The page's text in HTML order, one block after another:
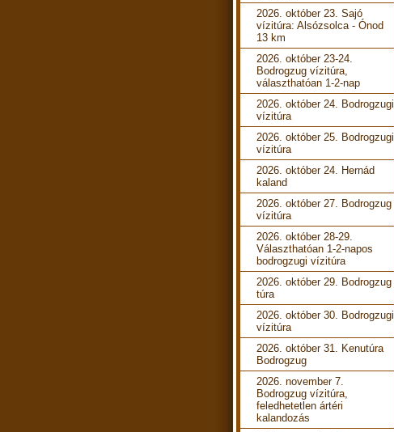
2026. október 23. Sajó
vízitúra: Alsózsolca - Ónod
13 km
2026. október 23-24.
Bodrogzug vízitúra,
választhatóan 1-2-nap
2026. október 24. Bodrogzugi
vízitúra
2026. október 25. Bodrogzugi
vízitúra
2026. október 24. Hernád
kaland
2026. október 27. Bodrogzug
vízitúra
2026. október 28-29.
Választhatóan 1-2-napos
bodrogzugi vízitúra
2026. október 29. Bodrogzug
túra
2026. október 30. Bodrogzugi
vízitúra
2026. október 31. Kenutúra
Bodrogzug
2026. november 7.
Bodrogzug vízitúra,
feledhetetlen ártéri
kalandozás